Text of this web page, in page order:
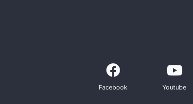
Facebook Youtube